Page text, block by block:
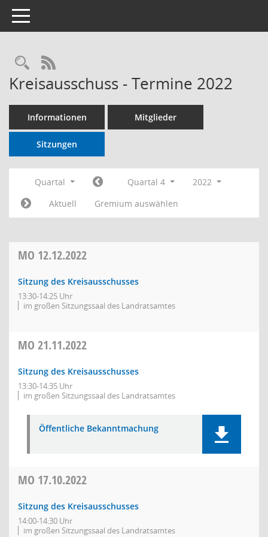
Toggle navigation
RSS-Feed
Kreisausschuss - Termine 2022
Informationen Mitglieder
Sitzungen
Quartal Quartal 4
2022
Aktuell
Gremium auswählen
MO 12.12.2022
Sitzung des Kreisausschusses
13:30-14:25 Uhr
im großen Sitzungssaal des Landratsamtes
MO 21.11.2022
Sitzung des Kreisausschusses
13:30-14:35 Uhr
im großen Sitzungssaal des Landratsamtes
Öffentliche Bekanntmachung
MO 17.10.2022
Sitzung des Kreisausschusses
14:00-14:30 Uhr
im großen Sitzungssaal des Landratsamtes